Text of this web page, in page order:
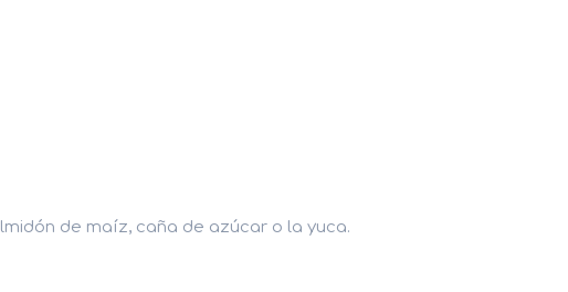
de maíz, caña de azúcar o la yuca.